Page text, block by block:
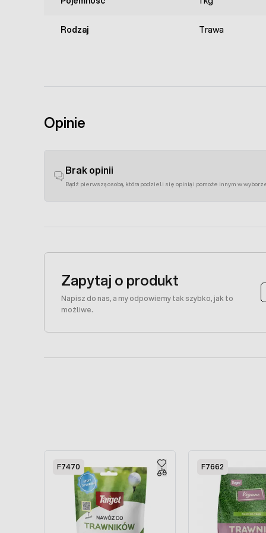
Rodzaj Trawa
Opinie
Brak opinii
Bądź pierwszą osobą, która podzieli się opinią i pomoże innym w
Zapytaj o produkt
Napisz do nas, a my odpowiemy tak szybko, jak to
możliwe.
F7470 F7662